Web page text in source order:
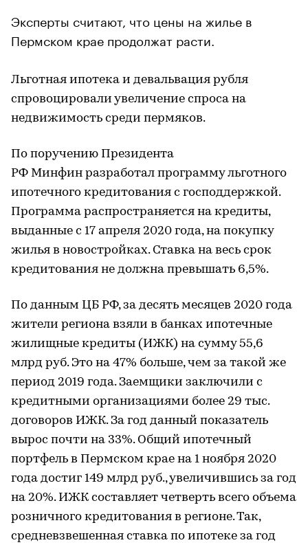
Эксперты считают, что цены на жилье в
Пермском крае продолжат расти.
Льготная ипотека и девальвация рубля
спровоцировали увеличение спроса на
недвижимость среди пермяков.
По поручению Президента
РФ Минфин разработал программу льготного
ипотечного кредитования с господдержкой.
Программа распространяется на кредиты,
выданные с 17 апреля 2020 года, на покупку
жилья в новостройках. Ставка на весь срок
кредитования не должна превышать 6,5%.
По данным ЦБ РФ, за десять месяцев 2020 года
жители региона взяли в банках ипотечные
жилищные кредиты (ИЖК) на сумму 55,6
млрд руб. Это на 47% больше, чем за такой же
период 2019 года. Заемщики заключили с
кредитными организациями более 29 тыс.
договоров ИЖК. За год данный показатель
вырос почти на 33%. Общий ипотечный
портфель в Пермском крае на 1 ноября 2020
года достиг 149 млрд руб., увеличившись за год
на 20%. ИЖК составляет четверть всего объема
розничного кредитования в регионе. Так,
средневзвешенная ставка по ипотеке за год